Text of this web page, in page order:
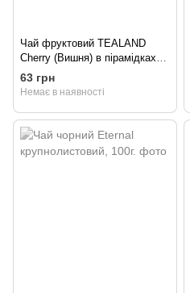
Чай фруктовий TEALAND
Cherry (Вишня) в пірамідках
20 шт/уп (40 г)
63 грн
Немає в наявності